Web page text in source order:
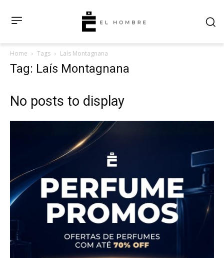
Home Tags Laís Montagnana
Tag: Laís Montagnana
No posts to display